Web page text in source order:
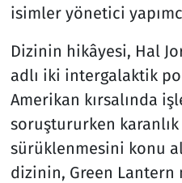
isimler yönetici
Dizinin hikâyesi, Hal
adlı iki intergalaktik
Amerikan kırsalında
soruştururken
sürüklenmesini konu
dizinin, Green